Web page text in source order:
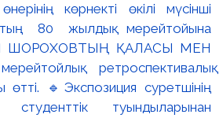
өнерінің көрнекті өкілі мүсінші
80 жылдық мерейтойына
ШОРОХОВТЫҢ ҚАЛАСЫ МЕН
ретроспективалық
өтті. 🔹Экспозиция суретшінің
студенттік туындыларынан